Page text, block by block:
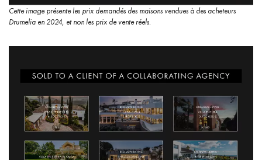
Cette image présente les prix demandés des maisons vendues à des acheteurs
Drumelia en 2024, et non les prix de vente réels.